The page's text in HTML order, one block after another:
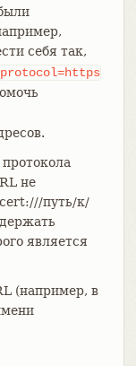
себя так,
protocol=https
не
путь/к/
является
(например, в